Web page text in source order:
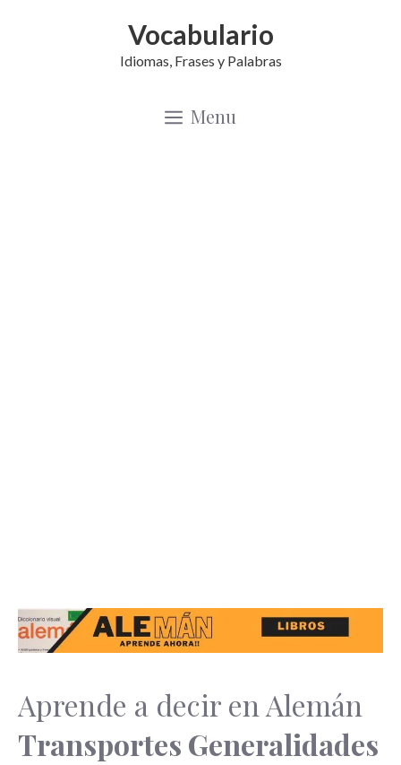
Vocabulario
Idiomas, Frases y Palabras
Menu
Aprende a decir en Alemán
Transportes Generalidades